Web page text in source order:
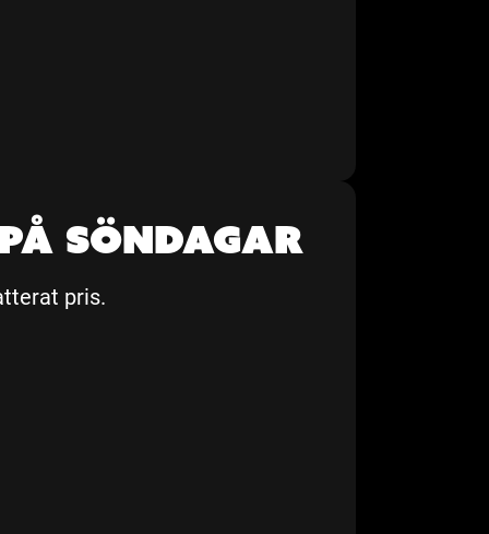
söndagar
pris.